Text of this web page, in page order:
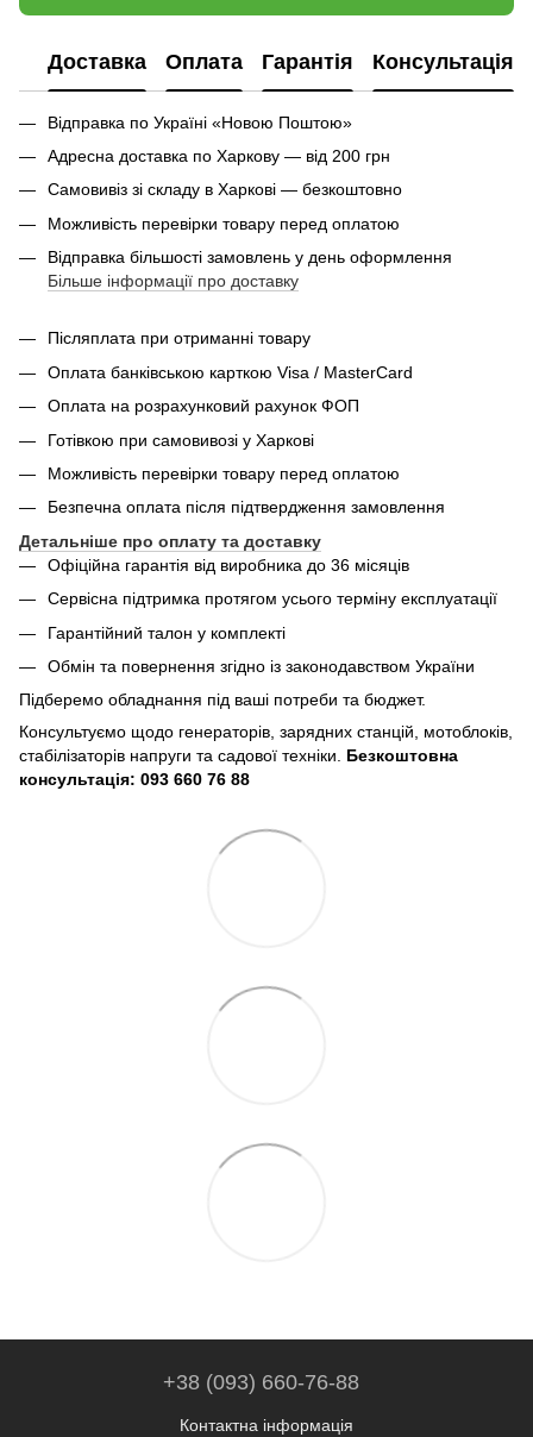
Доставка Оплата Гарантія Консультація
Відправка по Україні «Новою Поштою»
Адресна доставка по Харкову — від 200 грн
Самовивіз зі складу в Харкові — безкоштовно
Можливість перевірки товару перед оплатою
Відправка більшості замовлень у день оформлення
Більше інформації про доставку
Післяплата при отриманні товару
Оплата банківською карткою Visa / MasterCard
Оплата на розрахунковий рахунок ФОП
Готівкою при самовивозі у Харкові
Можливість перевірки товару перед оплатою
Безпечна оплата після підтвердження замовлення
Детальніше про оплату та доставку
Офіційна гарантія від виробника до 36 місяців
Сервісна підтримка протягом усього терміну експлуатації
Гарантійний талон у комплекті
Обмін та повернення згідно із законодавством України
Підберемо обладнання під ваші потреби та бюджет.
Консультуємо щодо генераторів, зарядних станцій, мотоблоків,
стабілізаторів напруги та садової техніки. Безкоштовна
консультація: 093 660 76 88
+38 (093) 660-76-88
Контактна інформація